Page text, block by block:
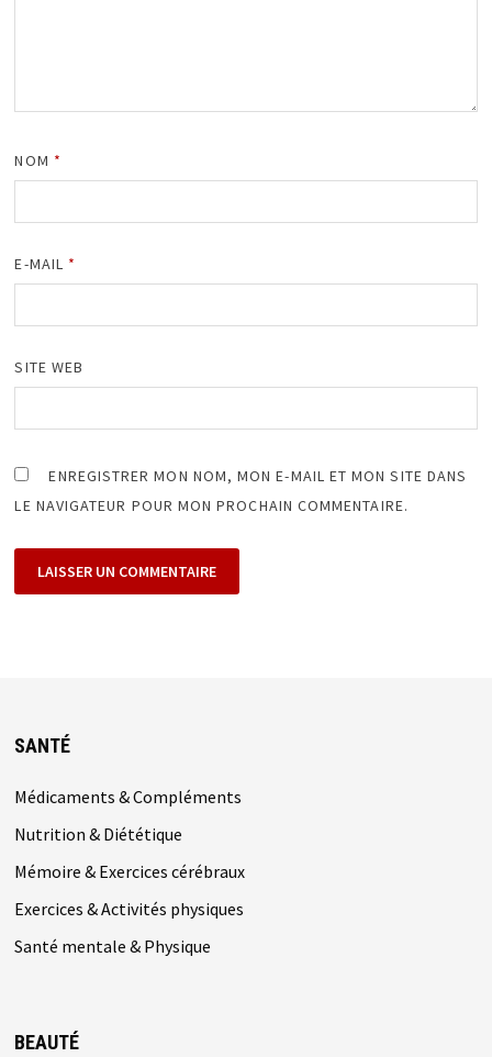
NOM *
E-MAIL *
SITE WEB
ENREGISTRER MON NOM, MON E-MAIL ET MON SITE DANS
LE NAVIGATEUR POUR MON PROCHAIN COMMENTAIRE.
SANTÉ
Médicaments & Compléments
Nutrition & Diététique
Mémoire & Exercices cérébraux
Exercices & Activités physiques
Santé mentale & Physique
BEAUTÉ